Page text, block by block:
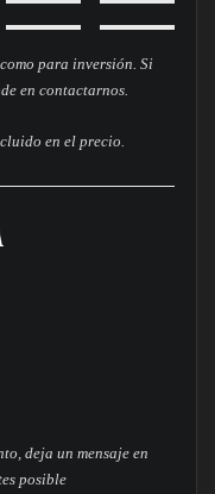
para inversión. Si
en contactarnos.
en el precio.
deja un mensaje en
posible